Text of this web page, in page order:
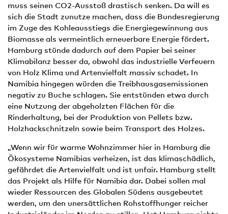
muss seinen CO2-Ausstoß drastisch senken. Da will es
sich die Stadt zunutze machen, dass die Bundesregierung
im Zuge des Kohleausstiegs die Energiegewinnung aus
Biomasse als vermeintlich erneuerbare Energie fördert.
Hamburg stünde dadurch auf dem Papier bei seiner
Klimabilanz besser da, obwohl das industrielle Verfeuern
von Holz Klima und Artenvielfalt massiv schadet. In
Namibia hingegen würden die Treibhausgasemissionen
negativ zu Buche schlagen. Sie entstünden etwa durch
eine Nutzung der abgeholzten Flächen für die
Rinderhaltung, bei der Produktion von Pellets bzw.
Holzhackschnitzeln sowie beim Transport des Holzes.
„Wenn wir für warme Wohnzimmer hier in Hamburg die
Ökosysteme Namibias verheizen, ist das klimaschädlich,
gefährdet die Artenvielfalt und ist unfair. Hamburg stellt
das Projekt als Hilfe für Namibia dar. Dabei sollen mal
wieder Ressourcen des Globalen Südens ausgebeutet
werden, um den unersättlichen Rohstoffhunger reicher